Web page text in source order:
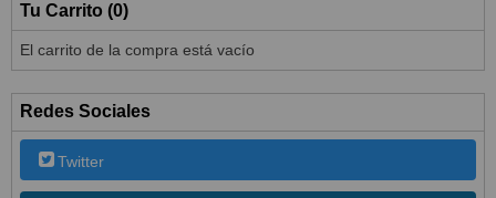
Tu Carrito (0)
El carrito de la compra está vacío
Redes Sociales
Twitter